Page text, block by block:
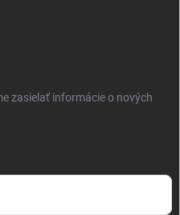
zasielať informácie o nových